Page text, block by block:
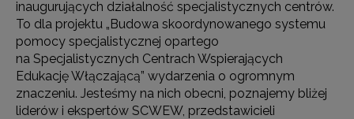
inaugurujących działalność specjalistycznych centrów.
To dla projektu „Budowa skoordynowanego systemu
pomocy specjalistycznej opartego
na Specjalistycznych Centrach Wspierających
Edukację Włączającą” wydarzenia o ogromnym
znaczeniu. Jesteśmy na nich obecni, poznajemy bliżej
liderów i ekspertów SCWEW, przedstawicieli